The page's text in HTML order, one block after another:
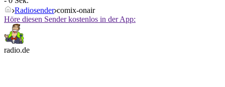
Radiosender comix-onair
Höre diesen Sender kostenlos in der App:
radio.de